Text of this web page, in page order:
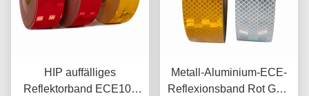
HIP auffälliges
Reflektorband ECE104
Metall-Aluminium-ECE-
Reflexionsband Rot Gelb